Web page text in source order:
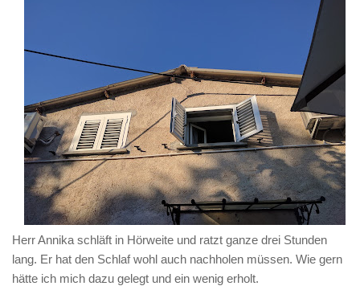
Herr Annika schläft in Hörweite und ratzt ganze drei Stunden
lang. Er hat den Schlaf wohl auch nachholen müssen. Wie gern
hätte ich mich dazu gelegt und ein wenig erholt.